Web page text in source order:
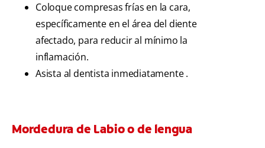
Coloque compresas frías en la cara,
específicamente en el área del diente
afectado, para reducir al mínimo la
inflamación.
Asista al dentista inmediatamente .
Mordedura de Labio o de lengua